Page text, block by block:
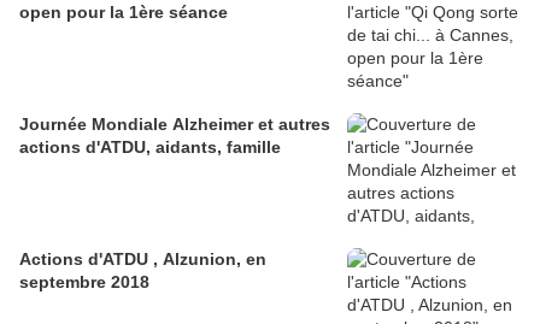
open pour la 1ère séance
Journée Mondiale Alzheimer et autres
actions d'ATDU, aidants, famille
Actions d'ATDU , Alzunion, en
septembre 2018